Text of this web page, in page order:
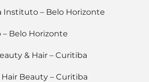
Instituto – Belo Horizonte
– Belo Horizonte
& Hair – Curitiba
Beauty – Curitiba